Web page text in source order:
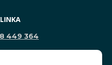
449 364